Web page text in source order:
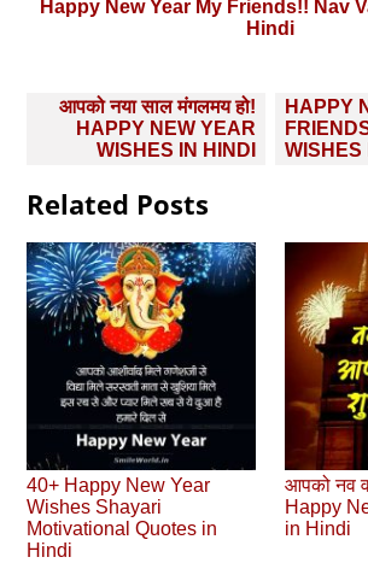
Happy New Year My Friends!! Nav
Hindi
Post
navigation
आपको नया साल मंगलमय हो!
HAPPY NEW YEAR
WISHES IN HINDI
HAPPY
WISHES
Related Posts
40+ Happy New Year
Wishes Shayari
Motivational Quotes in
Hindi
आपको नव
Happy
in Hindi